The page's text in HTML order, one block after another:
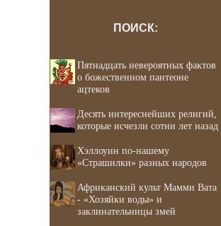
ПОИСК:
Пятнадцать невероятных фактов
о божественном пантеоне
ацтеков
Десять интереснейших религий,
которые исчезли сотни лет назад
Хэллоуин по-нашему
«Страшилки» разных народов
Африканский культ Мамми Вата
- «Хозяйки воды» и
заклинательницы змей